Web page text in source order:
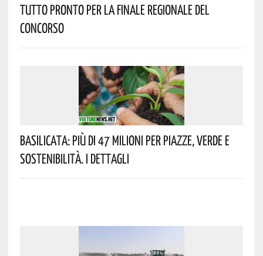
Tutto Pronto Per La Finale Regionale Del
Concorso
Basilicata: Più Di 47 Milioni Per Piazze, Verde E
Sostenibilità. I Dettagli